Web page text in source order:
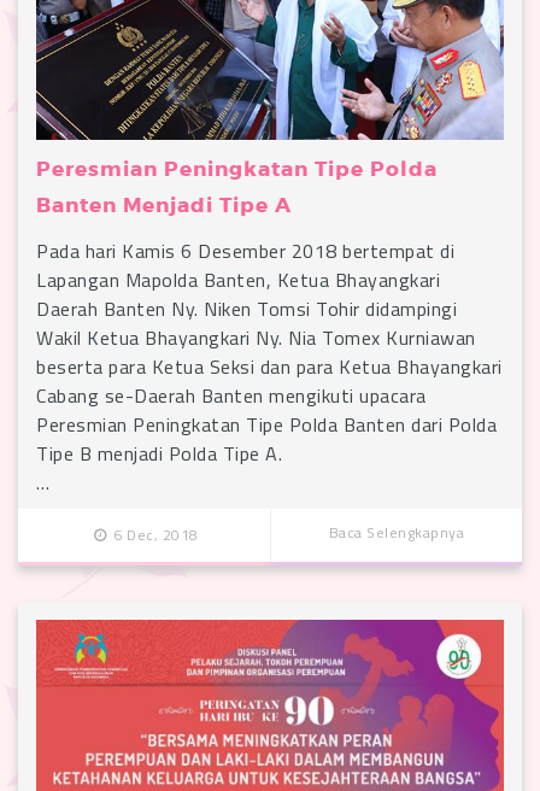
Peresmian Peningkatan Tipe Polda
Banten Menjadi Tipe A
Pada hari Kamis 6 Desember 2018 bertempat di
Lapangan Mapolda Banten, Ketua Bhayangkari
Daerah Banten Ny. Niken Tomsi Tohir didampingi
Wakil Ketua Bhayangkari Ny. Nia Tomex Kurniawan
beserta para Ketua Seksi dan para Ketua Bhayangkari
Cabang se-Daerah Banten mengikuti upacara
Peresmian Peningkatan Tipe Polda Banten dari Polda
Tipe B menjadi Polda Tipe A.
…
6 Dec, 2018 Baca Selengkapnya